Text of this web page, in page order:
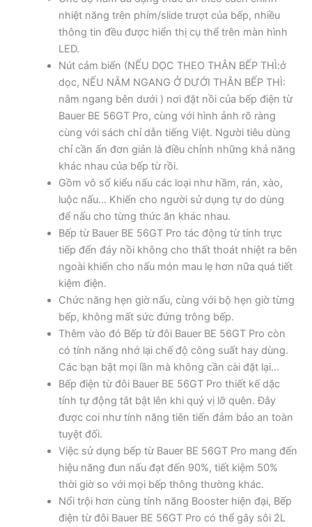
nhiệt năng trên phím/slide trượt của bếp, nhiều
thông tin đều được hiển thị cụ thể trên màn hình
LED.
Nút cảm biến (NẾU DỌC THEO THÂN BẾP THÌ:ở
dọc, NẾU NẰM NGANG Ở DƯỚI THÂN BẾP THÌ:
nằm ngang bên dưới ) nơi đặt nồi của bếp điện từ
Bauer BE 56GT Pro, cùng với hình ảnh rõ ràng
cùng với sách chỉ dẫn tiếng Việt. Người tiêu dùng
chỉ cần ấn đơn giản là điều chỉnh những khả năng
khác nhau của bếp từ rồi.
Gồm vô số kiểu nấu các loại như hầm, rán, xào,
luộc nấu… Khiến cho người sử dụng tự do dùng
để nấu cho từng thức ăn khác nhau.
Bếp từ Bauer BE 56GT Pro tác động từ tính trực
tiếp đến đáy nồi không cho thất thoát nhiệt ra bên
ngoài khiến cho nấu món mau lẹ hơn nữa quá tiết
kiệm điện.
Chức năng hẹn giờ nấu, cùng với bộ hẹn giờ từng
bếp, không mất sức đứng trông bếp.
Thêm vào đó Bếp từ đôi Bauer BE 56GT Pro còn
có tính năng nhớ lại chế độ công suất hay dùng.
Các bạn bật mọi lần mà không cần cài đặt lại…
Bếp điện từ đôi Bauer BE 56GT Pro thiết kế dặc
tính tự động tắt bật lên khi quý vị lỡ quên. Đây
được coi như tính năng tiên tiến đảm bảo an toàn
tuyệt đối.
Việc sử dụng bếp từ Bauer BE 56GT Pro mang đến
hiệu năng đun nấu đạt đến 90%, tiết kiệm 50%
thời giờ so với mọi bếp thông thường khác.
Nổi trội hơn cùng tính năng Booster hiện đại, Bếp
điện từ đôi Bauer BE 56GT Pro có thể gây sôi 2L